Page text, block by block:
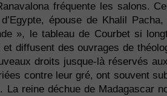
fréquente les salons.
épouse de Khalil
», le tableau de Courbet si
diffusent des ouvrages de
droits jusque-là réservés
contre leur gré, ont souvent
La reine déchue de Madagascar